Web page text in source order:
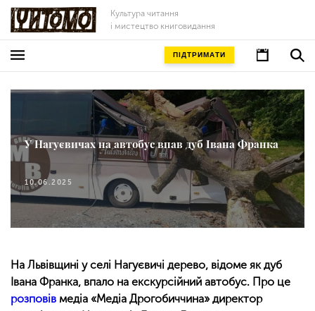
Культура читання
і мистецтво книговидання
ПІДТРИМАТИ
У Нагуєвичах на автобус впав дуб Івана Франка
10.06.2025
На Львівщині у селі Нагуєвичі дерево, відоме як дуб
Івана Франка, впало на екскурсійний автобус. Про це
розповів медіа «Медіа Дрогобиччина» директор